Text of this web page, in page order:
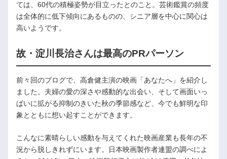
ては、60代の積極姿勢が目立ったとのこと。芸術鑑賞の頻度
は全体的に低下傾向にあるものの、シニア層を中心に関心は
高いようです。
故・淀川長治さんは最高のPRパーソン
前々回のブログで、高倉健主演の映画「あなたへ」を紹介し
ました。夫婦の愛の深さや感動的な出会い、そして画面いっ
ぱいに拡がる抑制のきいた秋の季節感など、今でも鮮明な印
象とともに想い起すことができます。
こんなに素晴らしい感動を与えてくれた映画産業も長年の不
況から脱しきれずにいます。日本映画製作者連盟の調べによ